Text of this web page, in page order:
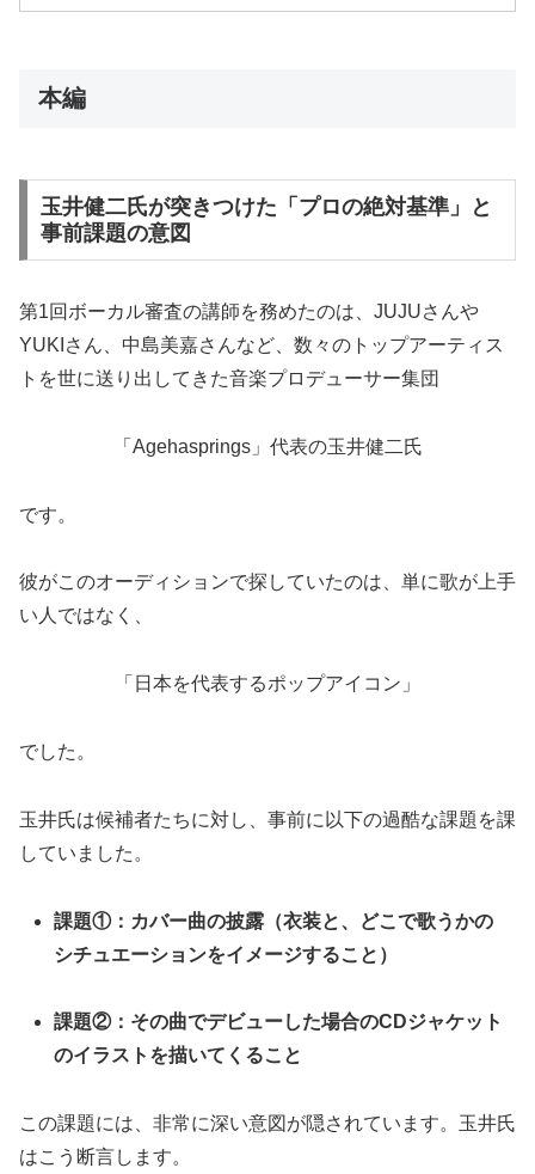
本編
玉井健二氏が突きつけた「プロの絶対基準」と
事前課題の意図
第1回ボーカル審査の講師を務めたのは、JUJUさんや
YUKIさん、中島美嘉さんなど、数々のトップアーティス
トを世に送り出してきた音楽プロデューサー集団
「Agehasprings」代表の玉井健二氏
です。
彼がこのオーディションで探していたのは、単に歌が上手
い人ではなく、
「日本を代表するポップアイコン」
でした。
玉井氏は候補者たちに対し、事前に以下の過酷な課題を課
していました。
課題①：カバー曲の披露（衣装と、どこで歌うかの
シチュエーションをイメージすること）
課題②：その曲でデビューした場合のCDジャケット
のイラストを描いてくること
この課題には、非常に深い意図が隠されています。玉井氏
はこう断言します。